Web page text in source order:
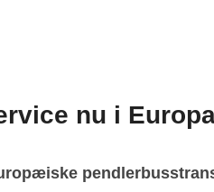
nu i